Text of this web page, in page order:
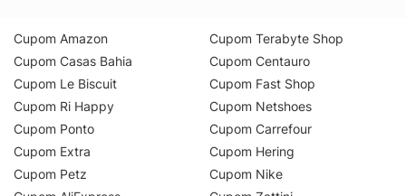
Cupom Amazon
Cupom Casas Bahia
Cupom Le Biscuit
Cupom Ri Happy
Cupom Ponto
Cupom Extra
Cupom Petz
Cupom Terabyte Shop
Cupom Centauro
Cupom Fast Shop
Cupom Netshoes
Cupom Carrefour
Cupom Hering
Cupom Nike